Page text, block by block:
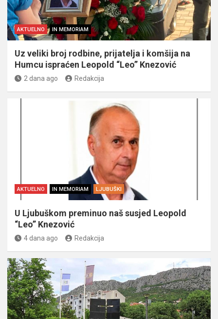
AKTUELNO IN MEMORIAM
Uz veliki broj rodbine, prijatelja i komšija na
Humcu ispraćen Leopold “Leo” Knezović
2 dana ago Redakcija
AKTUELNO IN MEMORIAM LJUBUŠKI
U Ljubuškom preminuo naš susjed Leopold
“Leo” Knezović
4 dana ago Redakcija